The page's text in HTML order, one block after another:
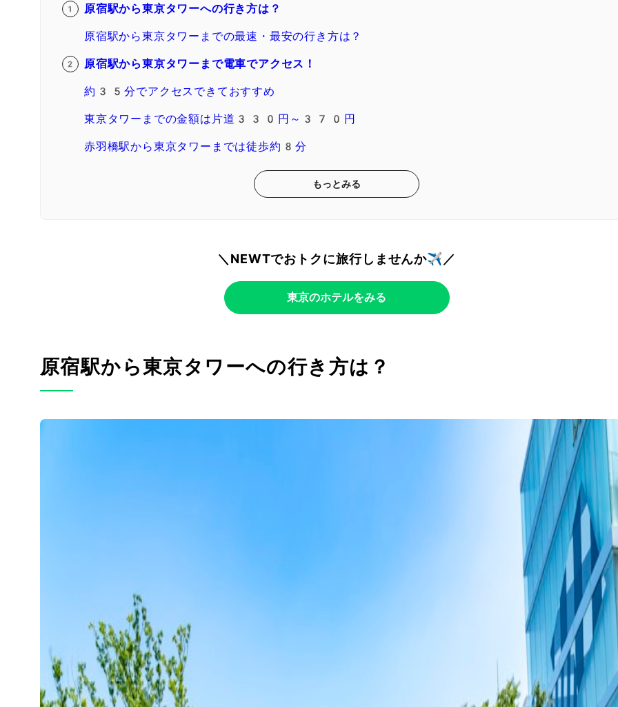
原宿駅から東京タワーへの行き方は？
原宿駅から東京タワーまでの最速・最安の行き方は？
原宿駅から東京タワーまで電車でアクセス！
約35分でアクセスできておすすめ
東京タワーまでの金額は片道330円～370円
赤羽橋駅から東京タワーまでは徒歩約8分
もっとみる
＼NEWTでおトクに旅行しませんか✈️／
東京のホテルをみる
原宿駅から東京タワーへの行き方は？